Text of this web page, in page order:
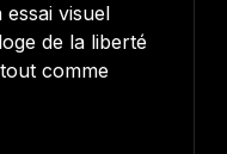
visuel
de la liberté
comme